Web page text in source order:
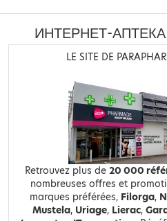
ИНТЕРНЕТ-АПТЕКА
LE SITE DE
Retrouvez plus de 20 000
nombreuses offres et
marques préférées, Filorga,
Mustela, Uriage, Lierac,